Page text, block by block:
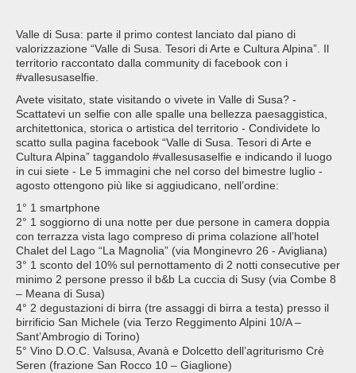
CONTATTI
PRESS
Valle di Susa: parte il primo contest lanciato dal piano di
valorizzazione “Valle di Susa. Tesori di Arte e Cultura Alpina”. Il
territorio raccontato dalla community di facebook con i
#vallesusaselfie.
Avete visitato, state visitando o vivete in Valle di Susa? -
Scattatevi un selfie con alle spalle una bellezza paesaggistica,
architettonica, storica o artistica del territorio - Condividete lo
scatto sulla pagina facebook “Valle di Susa. Tesori di Arte e
Cultura Alpina” taggandolo #vallesusaselfie e indicando il luogo
in cui siete - Le 5 immagini che nel corso del bimestre luglio -
agosto ottengono più like si aggiudicano, nell’ordine:
1° 1 smartphone
2° 1 soggiorno di una notte per due persone in camera doppia
con terrazza vista lago compreso di prima colazione all’hotel
Chalet del Lago “La Magnolia” (via Monginevro 26 - Avigliana)
3° 1 sconto del 10% sul pernottamento di 2 notti consecutive per
minimo 2 persone presso il b&b La cuccia di Susy (via Combe 8
– Meana di Susa)
4° 2 degustazioni di birra (tre assaggi di birra a testa) presso il
birrificio San Michele (via Terzo Reggimento Alpini 10/A –
Sant’Ambrogio di Torino)
5° Vino D.O.C. Valsusa, Avanà e Dolcetto dell’agriturismo Crè
Seren (frazione San Rocco 10 – Giaglione)